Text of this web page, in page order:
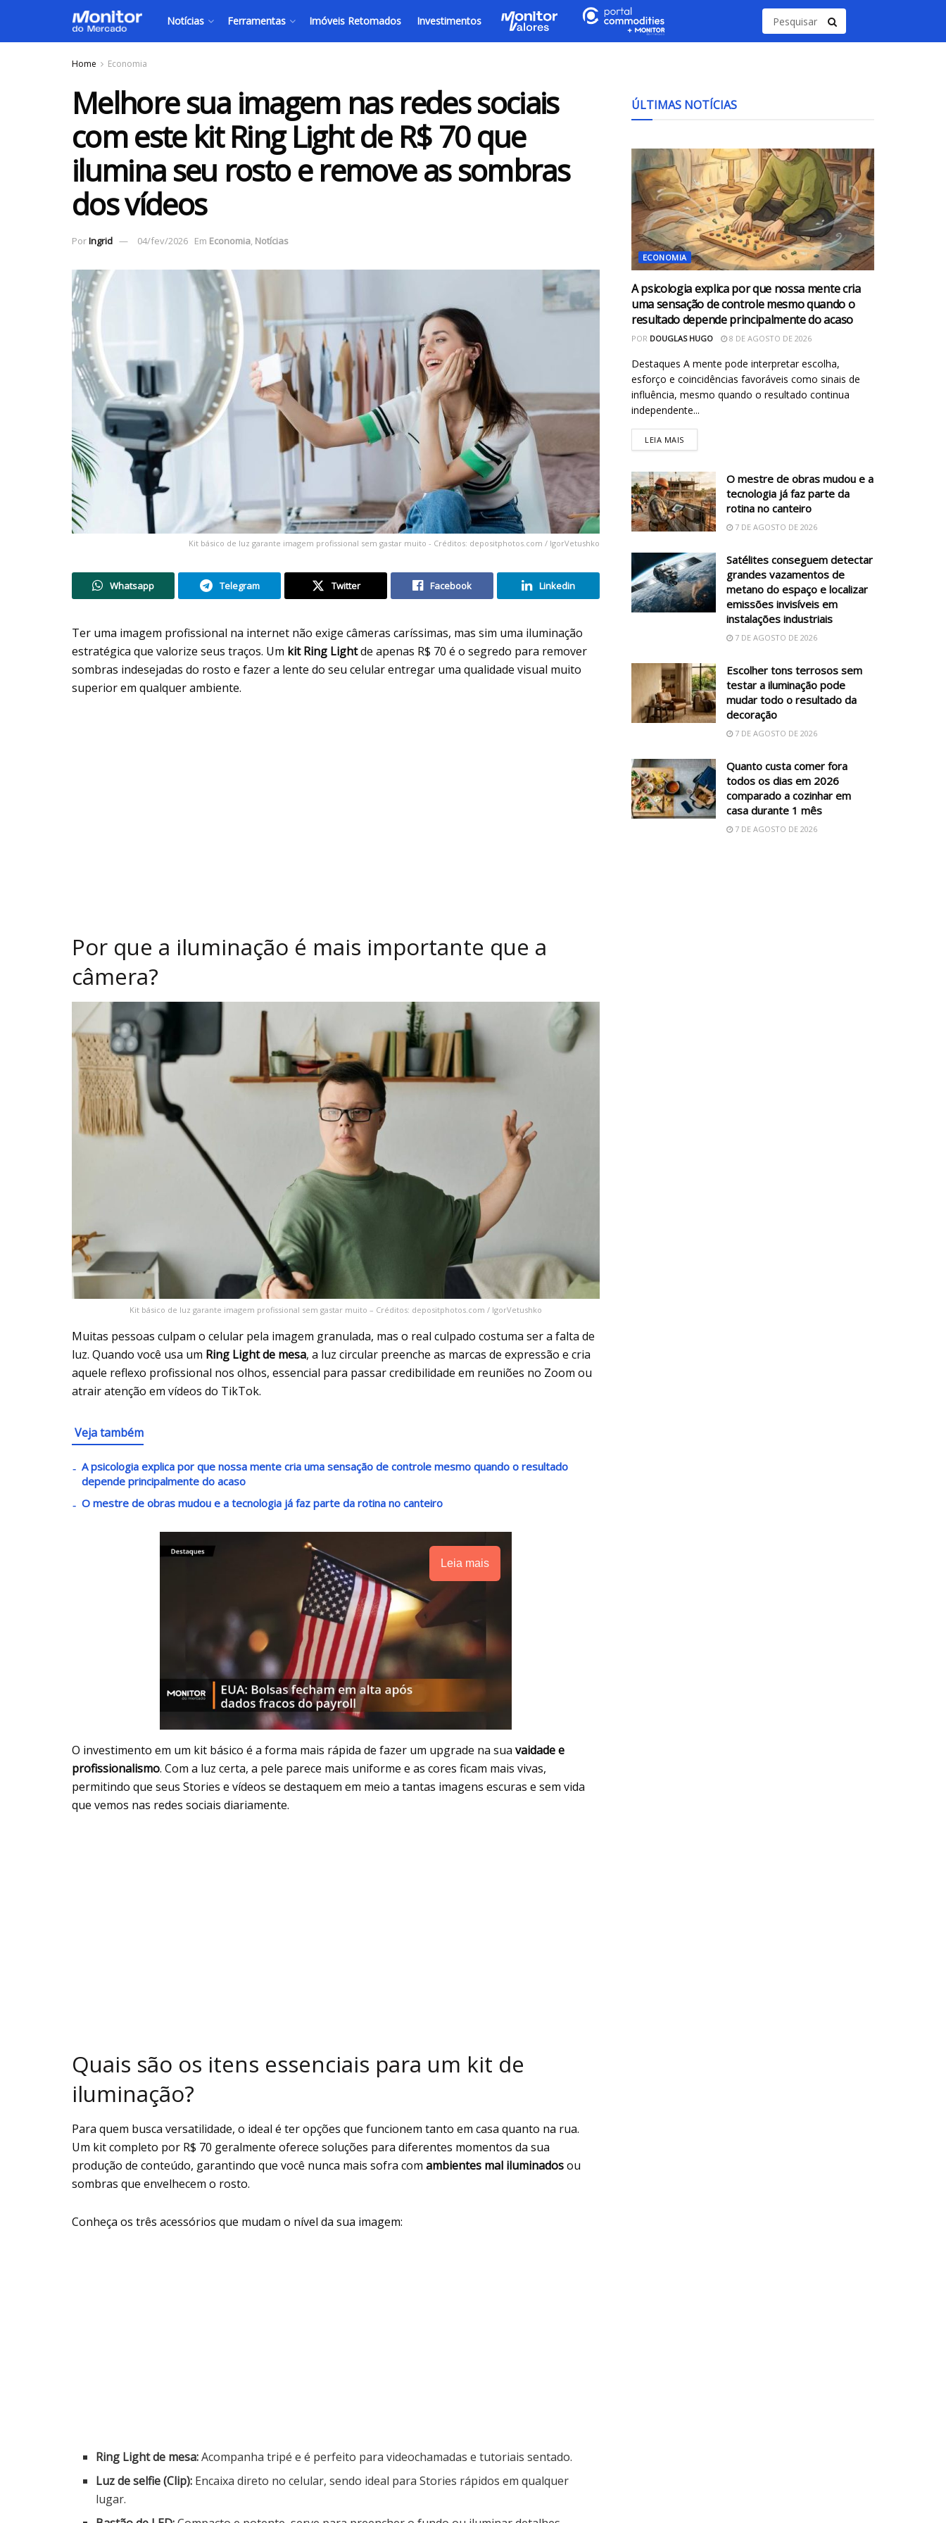
Notícias Ferramentas Imóveis Retomados Investimentos
Home Economia
Melhore sua imagem nas redes sociais
com este kit Ring Light de R$ 70 que
ilumina seu rosto e remove as sombras
dos vídeos
PorIngrid 04/fev/2026 Em Economia, Notícias
Kit básico de luz garante imagem profissional sem gastar muito - Créditos: depositphotos.com / IgorVetushko
Whatsapp Telegram Twitter Facebook Linkedin
Ter uma imagem profissional na internet não exige câmeras caríssimas, mas sim uma iluminação
estratégica que valorize seus traços. Um kit Ring Lightde apenas R$ 70 é o segredo para remover
sombras indesejadas do rosto e fazer a lente do seu celular entregar uma qualidade visual muito
superior em qualquer ambiente.
Por que a iluminação é mais importante que a
câmera?
Kit básico de luz garante imagem profissional sem gastar muito – Créditos: depositphotos.com / IgorVetushko
Muitas pessoas culpam o celular pela imagem granulada, mas o real culpado costuma ser a falta de
luz. Quando você usa um Ring Light de mesa, a luz circular preenche as marcas de expressão e cria
aquele reflexo profissional nos olhos, essencial para passar credibilidade em reuniões no Zoom ou
atrair atenção em vídeos do TikTok.
Veja também
A psicologia explica por que nossa mente cria uma sensação de controle mesmo quando o resultado
depende principalmente do acaso
O mestre de obras mudou e a tecnologia já faz parte da rotina no canteiro
Leia mais
O investimento em um kit básico é a forma mais rápida de fazer um upgrade na sua vaidade e
profissionalismo. Com a luz certa, a pele parece mais uniforme e as cores ficam mais vivas,
permitindo que seus Stories e vídeos se destaquem em meio a tantas imagens escuras e sem vida
que vemos nas redes sociais diariamente.
Quais são os itens essenciais para um kit de
iluminação?
Para quem busca versatilidade, o ideal é ter opções que funcionem tanto em casa quanto na rua.
Um kit completo por R$ 70 geralmente oferece soluções para diferentes momentos da sua
produção de conteúdo, garantindo que você nunca mais sofra com ambientes mal iluminadosou
sombras que envelhecem o rosto.
Conheça os três acessórios que mudam o nível da sua imagem:
Ring Light de mesa:Acompanha tripé e é perfeito para videochamadas e tutoriais sentado.
Luz de selfie (Clip): Encaixa direto no celular, sendo ideal para Stories rápidos em qualquer
lugar.
ÚLTIMAS NOTÍCIAS
ECONOMIA
A psicologia explica por que nossa mente cria
uma sensação de controle mesmo quando o
resultado depende principalmente do acaso
POR DOUGLAS HUGO 8 DE AGOSTO DE 2026
Destaques A mente pode interpretar escolha,
esforço e coincidências favoráveis como sinais de
influência, mesmo quando o resultado continua
independente...
LEIA MAIS
O mestre de obras mudou e a
tecnologia já faz parte da
rotina no canteiro
7 DE AGOSTO DE 2026
Satélites conseguem detectar
grandes vazamentos de
metano do espaço e localizar
emissões invisíveis em
instalações industriais
7 DE AGOSTO DE 2026
Escolher tons terrosos sem
testar a iluminação pode
mudar todo o resultado da
decoração
7 DE AGOSTO DE 2026
Quanto custa comer fora
todos os dias em 2026
comparado a cozinhar em
casa durante 1 mês
7 DE AGOSTO DE 2026